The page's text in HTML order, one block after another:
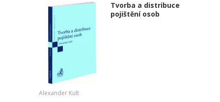
Tvorba a distribuce
pojištění osob
Alexander Kult